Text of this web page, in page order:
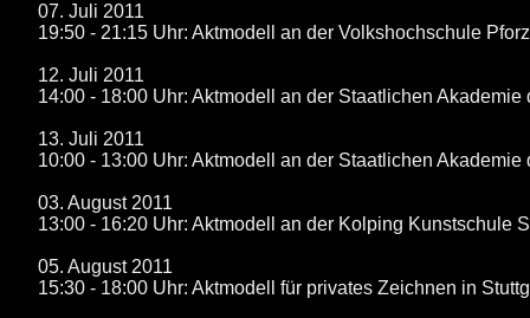
07. Juli 2011
19:50 - 21:15 Uhr: Aktmodell an der Volkshochschule
12. Juli 2011
14:00 - 18:00 Uhr: Aktmodell an der Staatlichen
13. Juli 2011
10:00 - 13:00 Uhr: Aktmodell an der Staatlichen
03. August 2011
13:00 - 16:20 Uhr: Aktmodell an der Kolping Kunstschule
05. August 2011
15:30 - 18:00 Uhr: Aktmodell für privates Zeichnen in